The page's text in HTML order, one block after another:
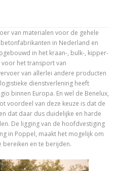
van materialen voor de gehele
in Nederland en
in het kraan-, bulk-, kipper-
het transport van
van allerlei andere producten
dienstverlening heeft
binnen Europa. En wel de Benelux,
voordeel van deze keuze is dat de
dat daar dus duidelijke en harde
De ligging van de hoofdvestiging
in Poppel, maakt het mogelijk om
bereiken en te berijden.